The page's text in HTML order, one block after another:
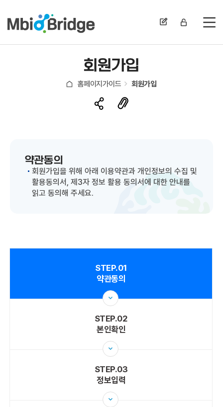
전
회원가입
홈페이지가이드 회원가입
약관동의
회원가입을 위해 아래 이용약관과 개인정보의 수집 및
활용동의서, 제3자 정보 활용 동의서에 대한 안내를
읽고 동의해 주세요.
STEP.01
약관동의
STEP.02
본인확인
STEP.03
정보입력